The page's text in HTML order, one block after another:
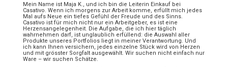
Mein Name ist Maja K., und ich bin die Leiterin Einkauf bei
Casativo. Wenn ich morgens zur Arbeit komme, erfüllt mich jedes
Mal aufs Neue ein tiefes Gefühl der Freude und des Sinns.
Casativo ist für mich nicht nur ein Arbeitgeber, es ist eine
Herzensangelegenheit. Die Aufgabe, die ich hier täglich
wahrnehmen darf, ist unglaublich erfüllend: die Auswahl aller
Produkte unseres Portfolios liegt in meiner Verantwortung. Und
ich kann Ihnen versichern, jedes einzelne Stück wird von Herzen
und mit grösster Sorgfalt ausgewählt. Wir suchen nicht einfach nur
Ware – wir suchen Schätze.